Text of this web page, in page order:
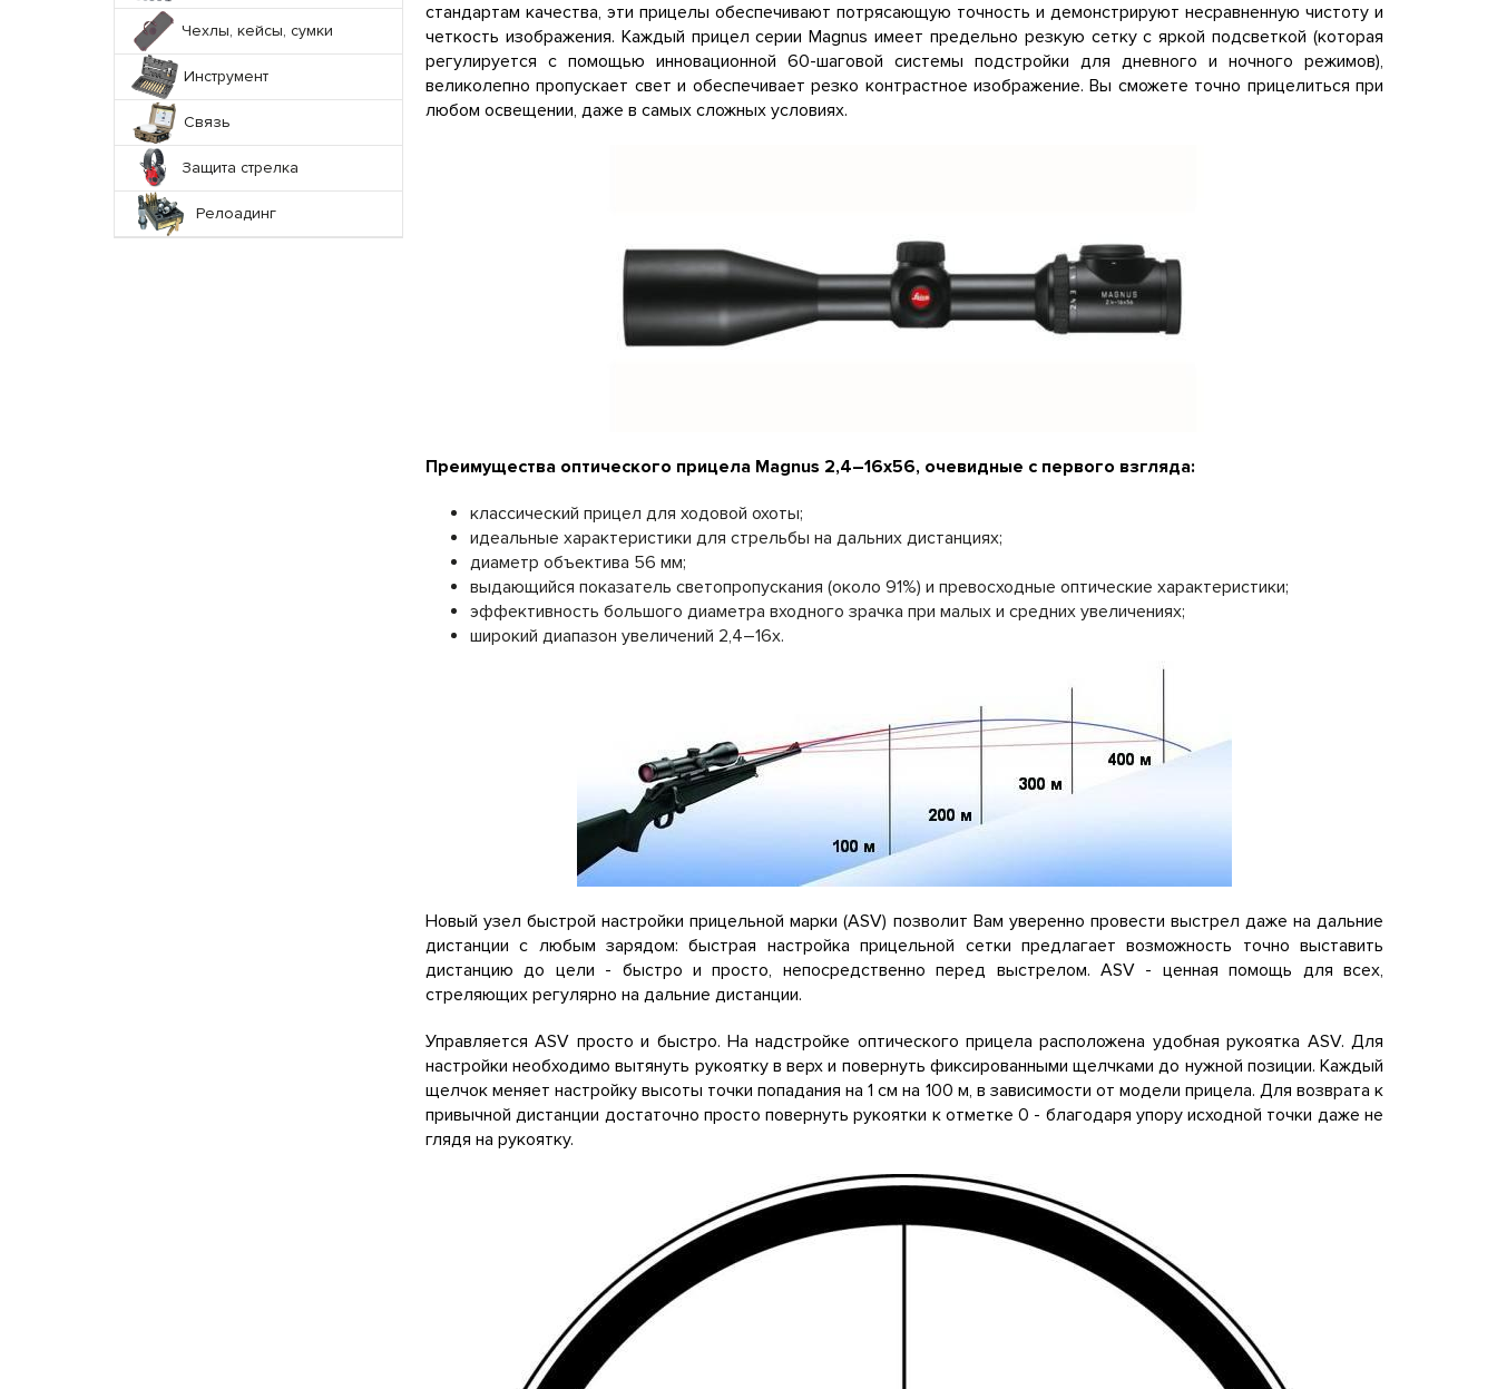
Чехлы, кейсы, сумки
Инструмент
Связь
Защита стрелка
Релоадинг
стандартам качества, эти прицелы обеспечивают потрясающую точность и демонстрируют несравненную чистоту и
четкость изображения. Каждый прицел серии Magnus имеет предельно резкую сетку с яркой подсветкой (которая
регулируется с помощью инновационной 60-шаговой системы подстройки для дневного и ночного режимов),
великолепно пропускает свет и обеспечивает резко контрастное изображение. Вы сможете точно прицелиться при
любом освещении, даже в самых сложных условиях.
Преимущества оптического прицела Magnus 2,4–16x56, очевидные с первого взгляда:
классический прицел для ходовой охоты;
идеальные характеристики для стрельбы на дальних дистанциях;
диаметр объектива 56 мм;
выдающийся показатель светопропускания (около 91%) и превосходные оптические характеристики;
эффективность большого диаметра входного зрачка при малых и средних увеличениях;
широкий диапазон увеличений 2,4–16х.
Новый узел быстрой настройки прицельной марки (ASV) позволит Вам уверенно провести выстрел даже на дальние
дистанции с любым зарядом: быстрая настройка прицельной сетки предлагает возможность точно выставить
дистанцию до цели - быстро и просто, непосредственно перед выстрелом. ASV - ценная помощь для всех,
стреляющих регулярно на дальние дистанции.
Управляется ASV просто и быстро. На надстройке оптического прицела расположена удобная рукоятка ASV. Для
настройки необходимо вытянуть рукоятку в верх и повернуть фиксированными щелчками до нужной позиции. Каждый
щелчок меняет настройку высоты точки попадания на 1 см на 100 м, в зависимости от модели прицела. Для возврата к
привычной дистанции достаточно просто повернуть рукоятки к отметке 0 - благодаря упору исходной точки даже не
глядя на рукоятку.